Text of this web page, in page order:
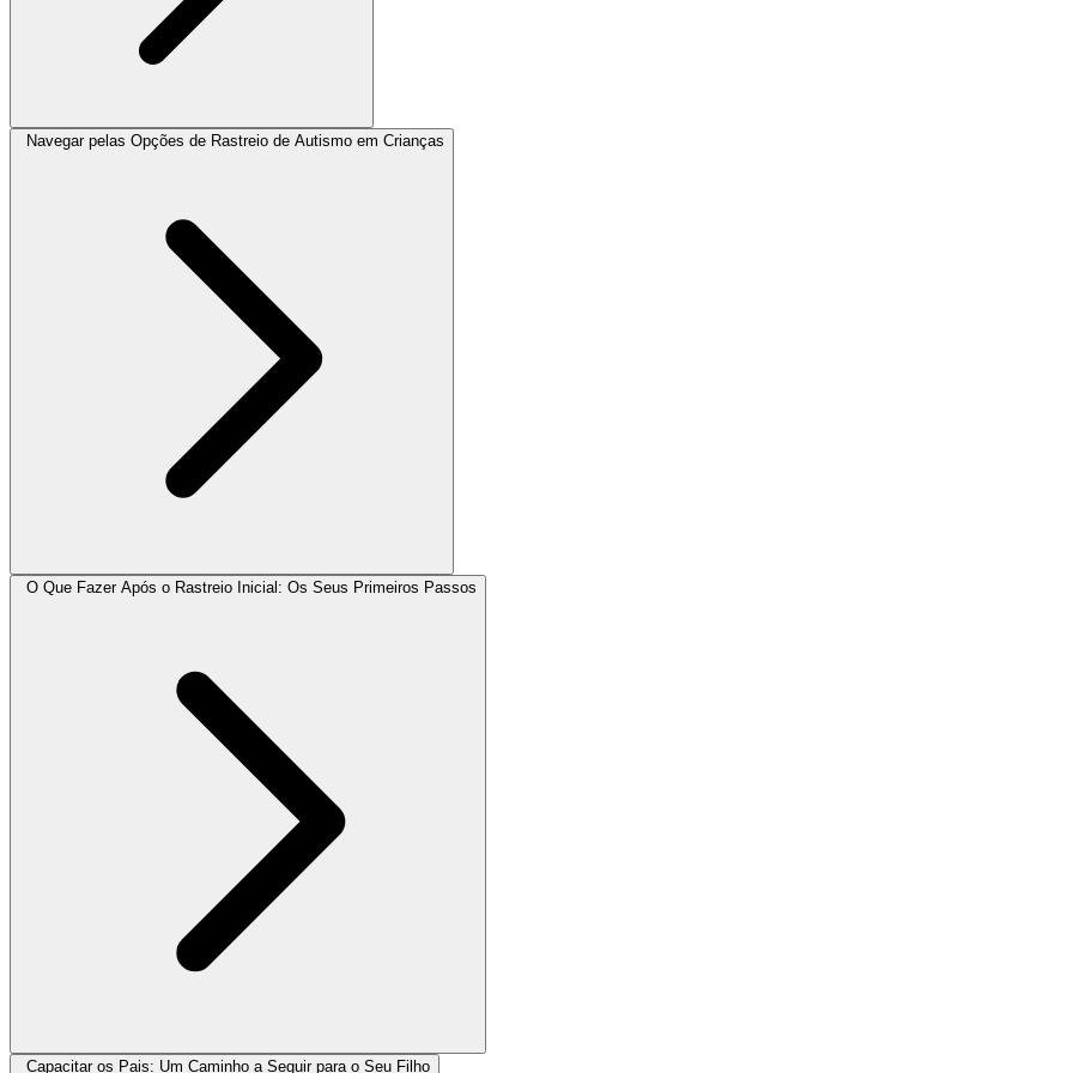
Navegar pelas Opções de Rastreio de Autismo em Crianças
O Que Fazer Após o Rastreio Inicial: Os Seus Primeiros Passos
Capacitar os Pais: Um Caminho a Seguir para o Seu Filho